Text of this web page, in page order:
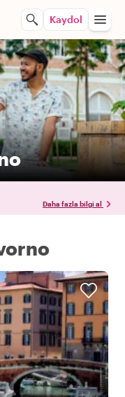
Kaydol
Daha fazla bilgi al